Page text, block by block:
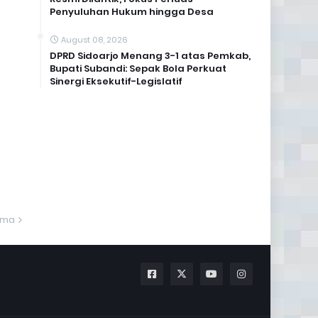
Penyuluhan Hukum hingga Desa
August 08, 2026
DPRD Sidoarjo Menang 3-1 atas Pemkab,
Bupati Subandi: Sepak Bola Perkuat
Sinergi Eksekutif-Legislatif